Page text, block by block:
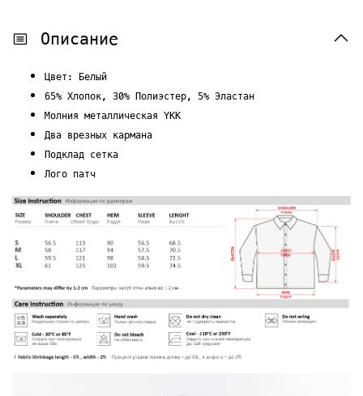
Описание
Цвет: Белый
65% Хлопок, 30% Полиэстер, 5% Эластан
Молния металлическая YKK
Два врезных кармана
Подклад сетка
Лого патч